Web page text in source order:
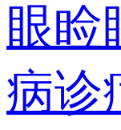
眼睑
病诊